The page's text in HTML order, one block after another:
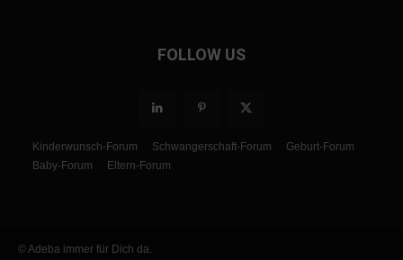
FOLLOW US
Kinderwunsch-Forum Schwangerschaft-Forum
Geburt-Forum
Baby-Forum
Eltern-Forum
© Adeba immer für Dich da.